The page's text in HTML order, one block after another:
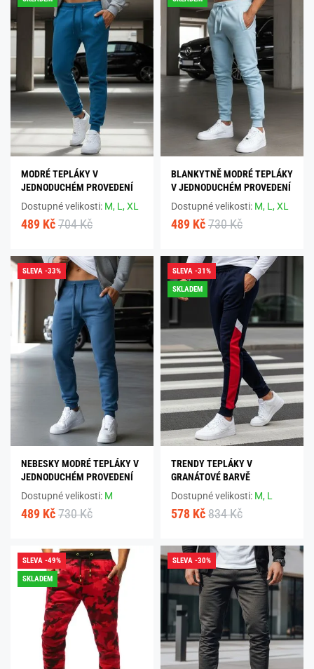
MODRÉ TEPLÁKY V
JEDNODUCHÉM PROVEDENÍ
Dostupné velikosti: M, L,XL
489 Kč 704 Kč
BLANKYTNĚ MODRÉ TEPLÁKY
V JEDNODUCHÉM PROVEDENÍ
Dostupné velikosti: M, L,XL
489 Kč 730 Kč
SLEVA -33%
NEBESKY MODRÉ TEPLÁKY V
JEDNODUCHÉM PROVEDENÍ
Dostupné velikosti: M
489 Kč 730 Kč
SLEVA -31%
SKLADEM
TRENDY TEPLÁKY V
GRANÁTOVÉ BARVĚ
Dostupné velikosti: M, L
578 Kč 834 Kč
SLEVA -49%
SKLADEM
SLEVA -30%